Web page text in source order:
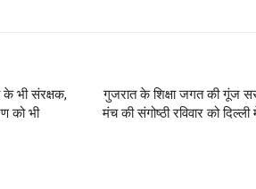
के भी संरक्षक,
को भी
गुजरात के शिक्षा जगत की गूंज
मंच की संगोष्ठी रविवार को